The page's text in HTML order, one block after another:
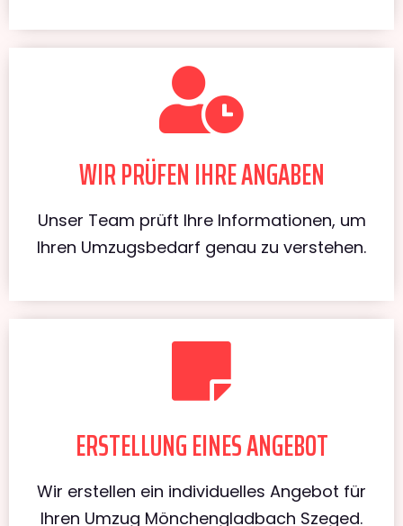
WIR PRÜFEN IHRE ANGABEN
Unser Team prüft Ihre Informationen, um
Ihren Umzugsbedarf genau zu verstehen.
ERSTELLUNG EINES ANGEBOT
Wir erstellen ein individuelles Angebot für
Ihren Umzug Mönchengladbach Szeged.